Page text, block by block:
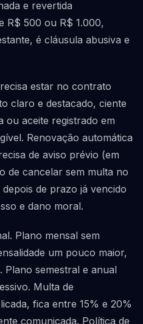
e revertida
R$ 500 ou R$ 1.000,
é cláusula abusiva e
estar no contrato
claro e destacado, ciente
ou aceite registrado em
Renovação automática
de aviso prévio (em
de cancelar sem multa no
de prazo já vencido
e dano moral.
Plano mensal sem
um pouco maior,
semestral e anual
Multa de
fica entre 15% e 20%
comunicada. Política de